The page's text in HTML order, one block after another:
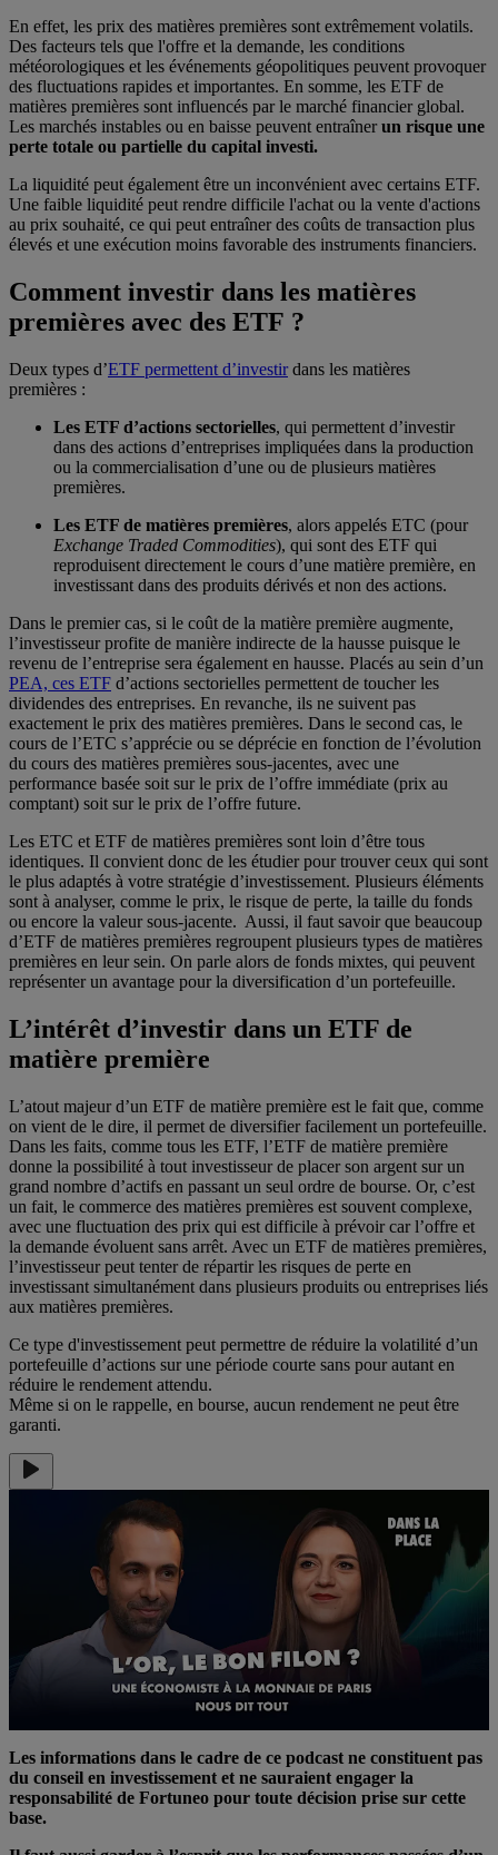
En effet, les prix des matières premières sont extrêmement volatils.
Des facteurs tels que l'offre et la demande, les conditions
météorologiques et les événements géopolitiques peuvent provoquer
des fluctuations rapides et importantes. En somme, les ETF de
matières premières sont influencés par le marché financier global.
Les marchés instables ou en baisse peuvent entraînerun risque une
perte totale ou partielle du capital investi.
La liquidité peut également être un inconvénient avec certains ETF.
Une faible liquidité peut rendre difficile l'achat ou la vente d'actions
au prix souhaité, ce qui peut entraîner des coûts de transaction plus
élevés et une exécution moins favorable des instruments financiers.
Comment investir dans les matières
premières avec des ETF ?
Deux types d’ETF permettent d’investirdans les matières
premières :
Les ETF d’actions sectorielles, qui permettent d’investir
dans des actions d’entreprises impliquées dans la production
ou la commercialisation d’une ou de plusieurs matières
premières.
Les ETF de matières premières, alors appelés ETC (pour
Exchange Traded Commodities), qui sont des ETF qui
reproduisent directement le cours d’une matière première, en
investissant dans des produits dérivés et non des actions.
Dans le premier cas, si le coût de la matière première augmente,
l’investisseur profite de manière indirecte de la hausse puisque le
revenu de l’entreprise sera également en hausse. Placés au sein d’un
PEA, ces ETF d’actions sectorielles permettent de toucher les
dividendes des entreprises. En revanche, ils ne suivent pas
exactement le prix des matières premières. Dans le second cas, le
cours de l’ETC s’apprécie ou se déprécie en fonction de l’évolution
du cours des matières premières sous-jacentes, avec une
performance basée soit sur le prix de l’offre immédiate (prix au
comptant) soit sur le prix de l’offre future.
Les ETC et ETF de matières premières sont loin d’être tous
identiques. Il convient donc de les étudier pour trouver ceux qui sont
le plus adaptés à votre stratégie d’investissement. Plusieurs éléments
sont à analyser, comme le prix, le risque de perte, la taille du fonds
ou encore la valeur sous-jacente. Aussi, il faut savoir que beaucoup
d’ETF de matières premières regroupent plusieurs types de matières
premières en leur sein. On parle alors de fonds mixtes, qui peuvent
représenter un avantage pour la diversification d’un portefeuille.
L’intérêt d’investir dans un ETF de
matière première
L’atout majeur d’un ETF de matière première est le fait que, comme
on vient de le dire, il permet de diversifier facilement un portefeuille.
Dans les faits, comme tous les ETF, l’ETF de matière première
donne la possibilité à tout investisseur de placer son argent sur un
grand nombre d’actifs en passant un seul ordre de bourse. Or, c’est
un fait, le commerce des matières premières est souvent complexe,
avec une fluctuation des prix qui est difficile à prévoir car l’offre et
la demande évoluent sans arrêt. Avec un ETF de matières premières,
l’investisseur peut tenter de répartir les risques de perte en
investissant simultanément dans plusieurs produits ou entreprises liés
aux matières premières.
Ce type d'investissement peut permettre de réduire la volatilité d’un
portefeuille d’actions sur une période courte sans pour autant en
réduire le rendement attendu.
Même si on le rappelle, en bourse, aucun rendement ne peut être
garanti.
Les informations dans le cadre de ce podcast ne constituent pas
du conseil en investissement et ne sauraient engager la
responsabilité de Fortuneo pour toute décision prise sur cette
base.